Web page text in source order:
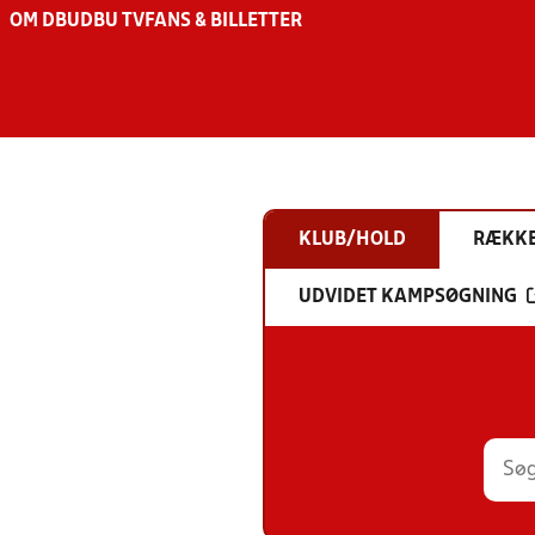
OM DBU DBU TV FANS & BILLETTER
KLUB/HOLD
UDVIDET KAMPSØGNING